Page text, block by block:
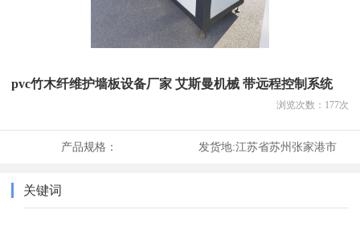
pvc竹木纤维护墙板设备厂家 艾斯曼机械 带远程控制系统
浏览次数： 177次
产品规格： 发货地:江苏省苏州张家港市
关键词